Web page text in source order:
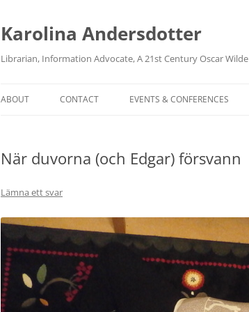
Karolina Andersdotter
Librarian, Information Advocate, A 21st Century Oscar Wilde
ABOUT CONTACT EVENTS & CONFERENCES
När duvorna (och Edgar) försvann
Lämna ett svar